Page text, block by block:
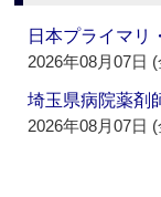
日本プライマ
2026年08月07日 (
埼玉県病院薬
2026年08月07日 (